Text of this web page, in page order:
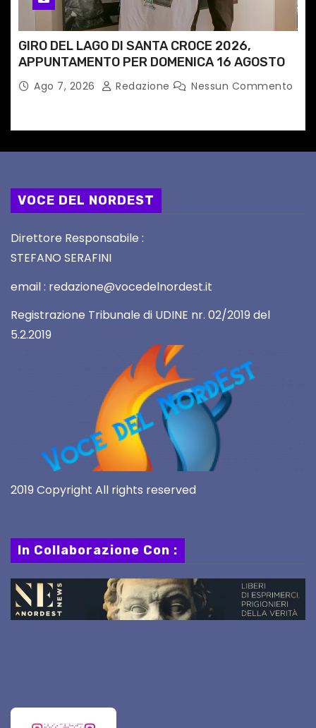
GIRO DEL LAGO DI SANTA CROCE 2026,
APPUNTAMENTO PER DOMENICA 16 AGOSTO
Ago 7, 2026 Redazione Nessun Commento
VOCE DEL NORDEST
Direttore Responsabile :
STEFANO SERAFINI
email : redazione@vocedelnordest.it
Registrazione Tribunale di UDINE nr. 02/2019 del
5.2.2019
2019 Copyright All rights reserved
In Collaborazione Con :